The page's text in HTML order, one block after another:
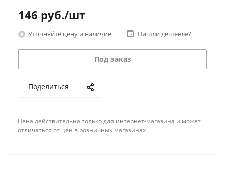
146 руб./шт
Уточняйте цену и наличие Нашли дешевле?
Под заказ
Поделиться
Цена действительна только для интернет-магазина и может
отличаться от цен в розничных магазинах